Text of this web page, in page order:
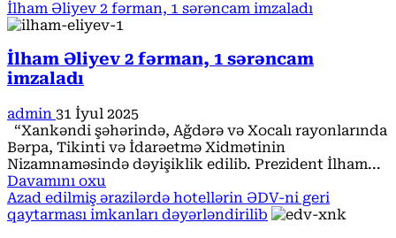
fazaya
more
about
Zelenskini
“Zalujnı
müharibəni
sona
çatdıra
bilər”
İlham Əliyev 2 fərman, 1 sərəncam imzaladı
İlham Əliyev 2 fərman, 1 sərəncam
imzaladı
admin 31 İyul 2025
“Xankəndi şəhərində, Ağdərə və Xocalı rayonlarında
Bərpa, Tikinti və İdarəetmə Xidmətinin
Nizamnaməsində dəyişiklik edilib. Prezident İlham...
Davamını oxu
more
about
Azad edilmiş ərazilərdə hotellərin ƏDV-ni geri
qaytarması imkanları dəyərləndirilib